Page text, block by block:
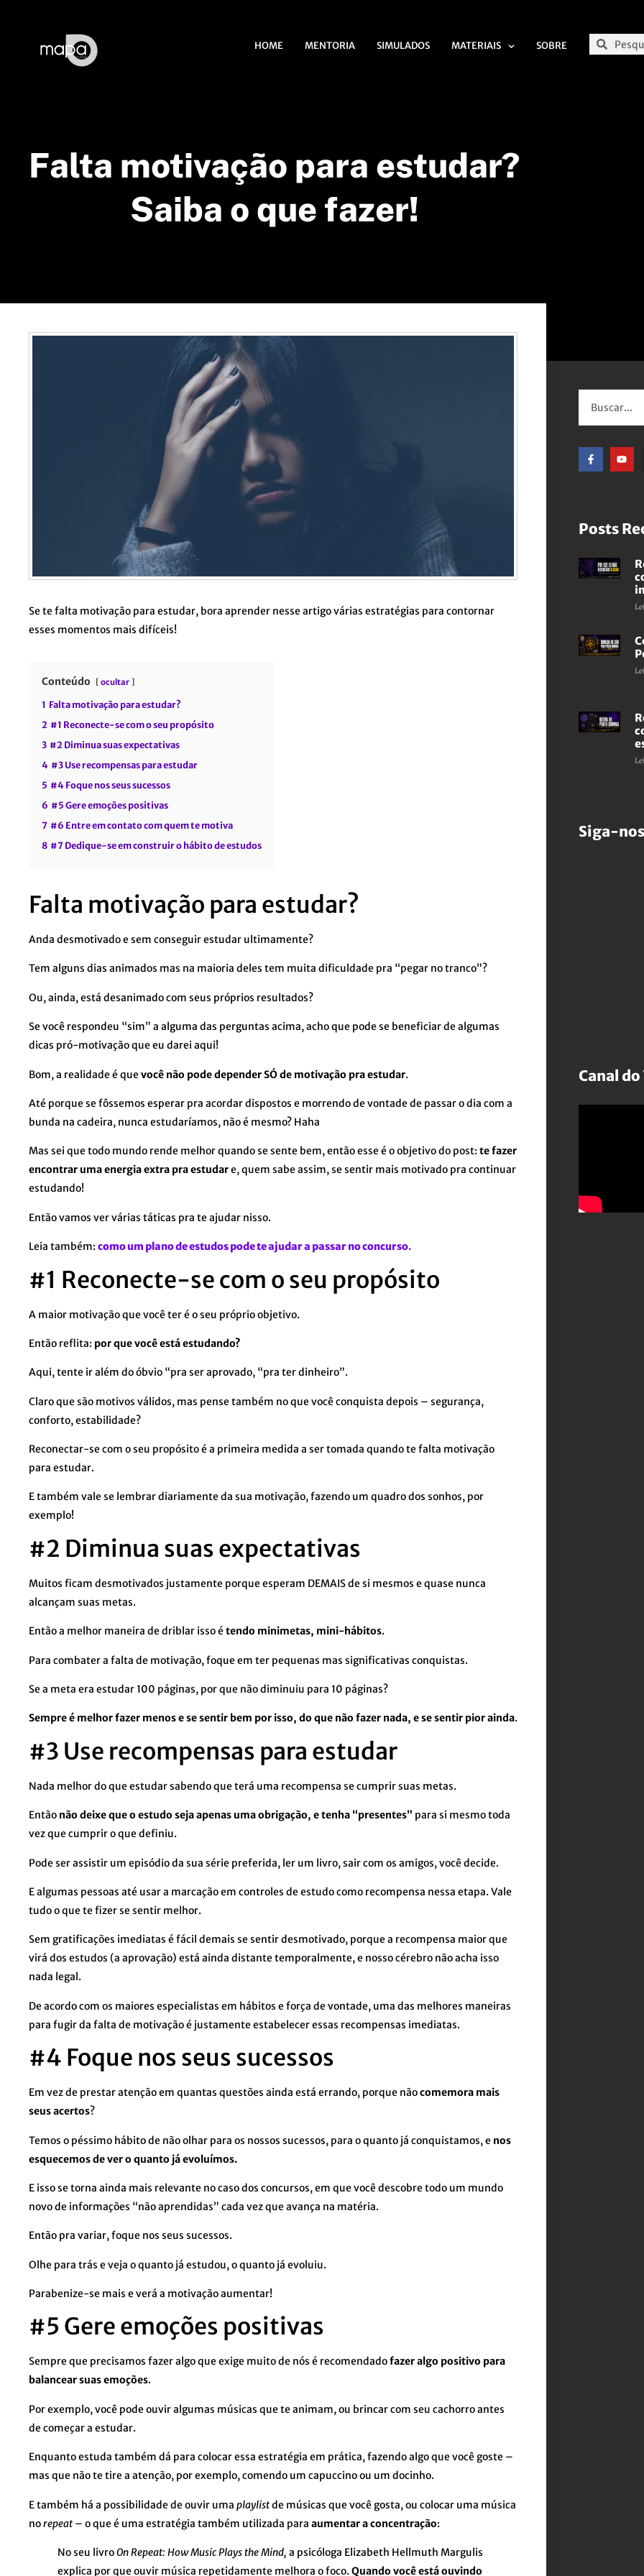
HOME MENTORIA SIMULADOS MATERIAIS SOBRE
Falta motivação para estudar?
Saiba o que fazer!
Se te falta motivação para estudar, bora aprender nesse artigo várias estratégias para contornar
esses momentos mais difíceis!
Conteúdo ocultar
1 Falta motivação para estudar?
2 #1 Reconecte-se com o seu propósito
3 #2 Diminua suas expectativas
4 #3 Use recompensas para estudar
5 #4 Foque nos seus sucessos
6 #5 Gere emoções positivas
7 #6 Entre em contato com quem te motiva
8 #7 Dedique-se em construir o hábito de estudos
Falta motivação para estudar?
Anda desmotivado e sem conseguir estudar ultimamente?
Tem alguns dias animados mas na maioria deles tem muita dificuldade pra “pegar no tranco”?
Ou, ainda, está desanimado com seus próprios resultados?
Se você respondeu “sim” a alguma das perguntas acima, acho que pode se beneficiar de algumas
dicas pró-motivação que eu darei aqui!
Bom, a realidade é quevocê não pode depender SÓ de motivação pra estudar.
Até porque se fôssemos esperar pra acordar dispostos e morrendo de vontade de passar o dia com a
bunda na cadeira, nunca estudaríamos, não é mesmo? Haha
Mas sei que todo mundo rende melhor quando se sente bem, então esse é o objetivo do post: te fazer
encontrar uma energia extra pra estudare, quem sabe assim, se sentir mais motivado pra continuar
estudando!
Então vamos ver várias táticas pra te ajudar nisso.
Leia também: como um plano de estudos pode te ajudar a passar no concurso.
#1 Reconecte-se com o seu propósito
A maior motivação que você ter é o seu próprio objetivo.
Então reflita: por que você está estudando?
Aqui, tente ir além do óbvio “pra ser aprovado, “pra ter dinheiro”.
Claro que são motivos válidos, mas pense também no que você conquista depois – segurança,
conforto, estabilidade?
Reconectar-se com o seu propósito é a primeira medida a ser tomada quando te falta motivação
para estudar.
E também vale se lembrar diariamente da sua motivação, fazendo um quadro dos sonhos, por
exemplo!
#2 Diminua suas expectativas
Muitos ficam desmotivados justamente porque esperam DEMAIS de si mesmos e quase nunca
alcançam suas metas.
Então a melhor maneira de driblar isso étendo minimetas, mini-hábitos.
Para combater a falta de motivação, foque em ter pequenas mas significativas conquistas.
Se a meta era estudar 100 páginas, por que não diminuiu para 10 páginas?
Sempre é melhor fazer menos e se sentir bem por isso, do que não fazer nada, e se sentir pior ainda.
#3 Use recompensas para estudar
Nada melhor do que estudar sabendo que terá uma recompensa se cumprir suas metas.
Então não deixe que o estudo seja apenas uma obrigação, e tenha “presentes” para si mesmo toda
vez que cumprir o que definiu.
Pode ser assistir um episódio da sua série preferida, ler um livro, sair com os amigos, você decide.
E algumas pessoas até usar a marcação em controles de estudo como recompensa nessa etapa. Vale
tudo o que te fizer se sentir melhor.
Sem gratificações imediatas é fácil demais se sentir desmotivado, porque a recompensa maior que
virá dos estudos (a aprovação) está ainda distante temporalmente, e nosso cérebro não acha isso
nada legal.
De acordo com os maiores especialistas em hábitos e força de vontade, uma das melhores maneiras
para fugir da falta de motivação é justamente estabelecer essas recompensas imediatas.
#4 Foque nos seus sucessos
Em vez de prestar atenção em quantas questões ainda está errando, porque nãocomemora mais
seus acertos?
Temos o péssimo hábito de não olhar para os nossos sucessos, para o quanto já conquistamos, e nos
esquecemos de ver o quanto já evoluímos.
E isso se torna ainda mais relevante no caso dos concursos, em que você descobre todo um mundo
novo de informações “não aprendidas” cada vez que avança na matéria.
Então pra variar, foque nos seus sucessos.
Olhe para trás e veja o quanto já estudou, o quanto já evoluiu.
Parabenize-se mais e verá a motivação aumentar!
#5 Gere emoções positivas
Sempre que precisamos fazer algo que exige muito de nós é recomendadofazer algo positivo para
balancear suas emoções.
Por exemplo, você pode ouvir algumas músicas que te animam, ou brincar com seu cachorro antes
de começar a estudar.
Enquanto estuda também dá para colocar essa estratégia em prática, fazendo algo que você goste –
mas que não te tire a atenção, por exemplo, comendo um capuccino ou um docinho.
E também há a possibilidade de ouvir uma playlistde músicas que você gosta, ou colocar uma música
norepeat – o que é uma estratégia também utilizada para aumentar a concentração:
No seu livroOn Repeat: How Music Plays the Mind, a psicóloga Elizabeth Hellmuth Margulis
explica por que ouvir música repetidamente melhora o foco. Quando você está ouvindo
Posts
Siga-
Canal do